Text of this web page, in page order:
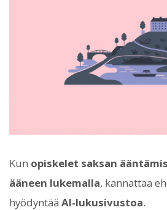
Kun opiskelet saksan
ääneen lukemalla, kannattaa
hyödyntää AI-lukusivustoa.